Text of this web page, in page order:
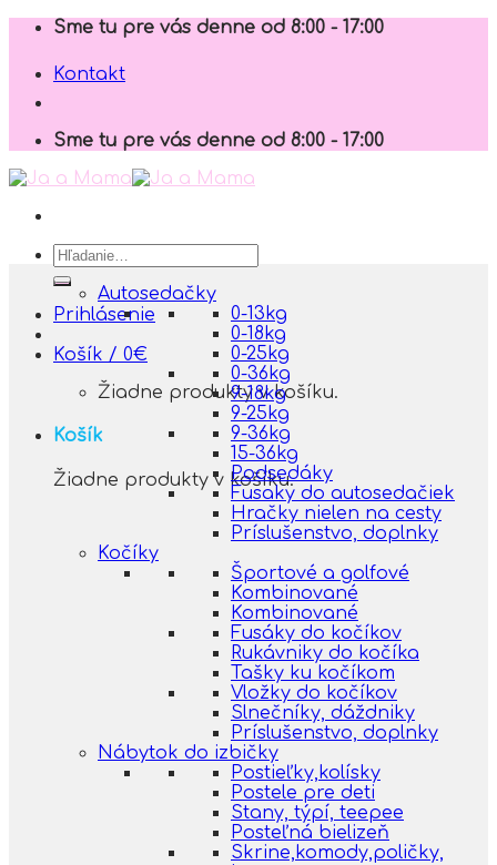
Skip
content
Sme tu pre vás denne od 8:00 - 17:00
Kontakt
Sme tu pre vás denne od 8:00 - 17:00
Hľadať:
Prihlásenie
Košík / 0€
Žiadne produkty v košíku.
Košík
Žiadne produkty v košíku.
Autosedačky
0-13kg
0-18kg
0-25kg
0-36kg
9-18kg
9-25kg
9-36kg
15-36kg
Podsedáky
Fusaky do autosedačiek
Hračky nielen na cesty
Príslušenstvo, doplnky
Kočíky
Športové a golfové
Kombinované
Kombinované
Fusáky do kočíkov
Rukávniky do kočíka
Tašky ku kočíkom
Vložky do kočíkov
Slnečníky, dáždniky
Príslušenstvo, doplnky
Nábytok do izbičky
Postieľky,kolísky
Postele pre deti
Stany, týpí, teepee
Posteľná bielizeň
Skrine,komody,poličky,